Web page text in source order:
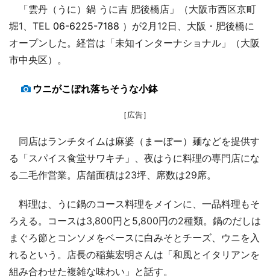
「雲丹（うに）鍋 うに吉 肥後橋店」（大阪市西区京町
堀1、TEL 06-6225-7188 ）が2月12日、大阪・肥後橋に
オープンした。経営は「未知インターナショナル」（大阪
市中央区）。
ウニがこぼれ落ちそうな小鉢
［広告］
同店はランチタイムは麻婆（まーぼー）麺などを提供す
る「スパイス食堂サワキチ」、夜はうに料理の専門店にな
る二毛作営業。店舗面積は23坪、席数は29席。
料理は、うに鍋のコース料理をメインに、一品料理もそ
ろえる。コースは3,800円と5,800円の2種類。鍋のだしは
まぐろ節とコンソメをベースに白みそとチーズ、ウニを入
れるという。店長の稲葉宏明さんは「和風とイタリアンを
組み合わせた複雑な味わい」と話す。